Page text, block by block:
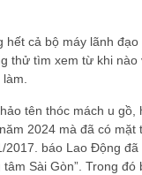
hết cả bộ máy lãnh
thử tìm xem từ khi nào
tên thóc mách u
2024 mà đã có
2017. báo Lao Động
tâm Sài Gòn”. Trong